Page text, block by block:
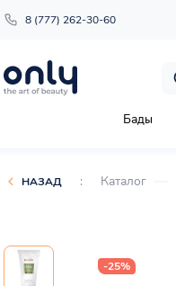
8 (777) 262-30-60
Бады
НАЗАД : Каталог
-25%